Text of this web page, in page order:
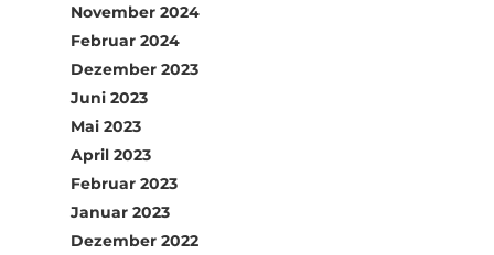
November 2024
Februar 2024
Dezember 2023
Juni 2023
Mai 2023
April 2023
Februar 2023
Januar 2023
Dezember 2022